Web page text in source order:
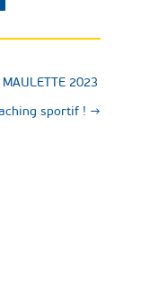
MAULETTE 2023
sportif ! →